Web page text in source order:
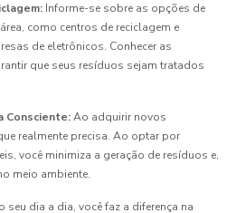
Informe-se sobre as opções de
como centros de reciclagem e
de eletrônicos. Conhecer as
que seus resíduos sejam tratados
Consciente:Ao adquirir novos
realmente precisa. Ao optar por
você minimiza a geração de resíduos e,
meio ambiente.
dia a dia, você faz a diferença na